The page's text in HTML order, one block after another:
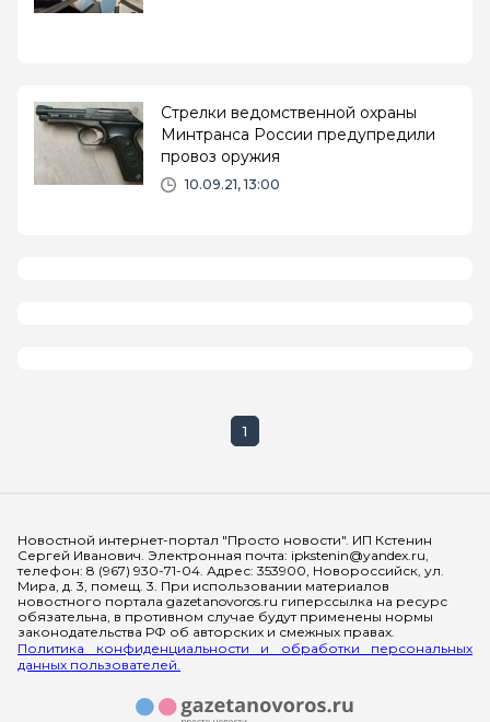
Стрелки ведомственной охраны
Минтранса России предупредили
провоз оружия
10.09.21, 13:00
1
Новостной интернет-портал "Просто новости". ИП Кстенин
Сергей Иванович. Электронная почта: ipkstenin@yandex.ru,
телефон: 8 (967) 930-71-04. Адрес: 353900, Новороссийск, ул.
Мира, д. 3, помещ. 3. При использовании материалов
новостного портала gazetanovoros.ru гиперссылка на ресурс
обязательна, в противном случае будут применены нормы
законодательства РФ об авторских и смежных правах.
Политика конфиденциальности и обработки персональных
данных пользователей.